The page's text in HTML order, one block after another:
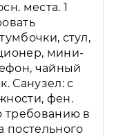
места. 1
стул,
мини-
чайный
Санузел: с
фен.
требованию в
постельного